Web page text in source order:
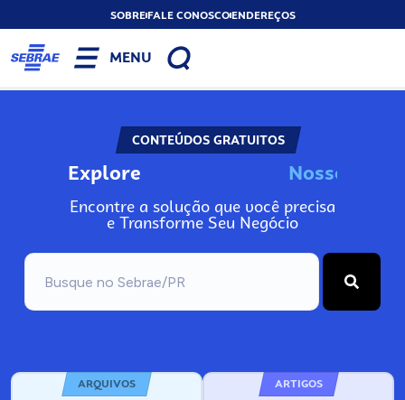
SOBREFALE CONOSCOENDEREÇOS
MENU
CONTEÚDOS GRATUITOS
Explore No
Encontre a solução que você precisa
e Transforme Seu Negócio
ARQUIVOS ARTIGOS